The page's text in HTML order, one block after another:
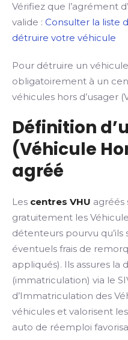
Vérifiez que l’agrément
valide : Consulter la liste
détruire votre véhicule
Pour détruire un
obligatoirement à un
véhicules hors d’usager
Définition
(Véhicule
agréé
Les centres VHU agréés
gratuitement les
détenteurs pourvu
éventuels frais de
appliqués). Ils assures la
(immatriculation) via le
d’Immatriculation des
véhicules et valorisent
auto de réemploi